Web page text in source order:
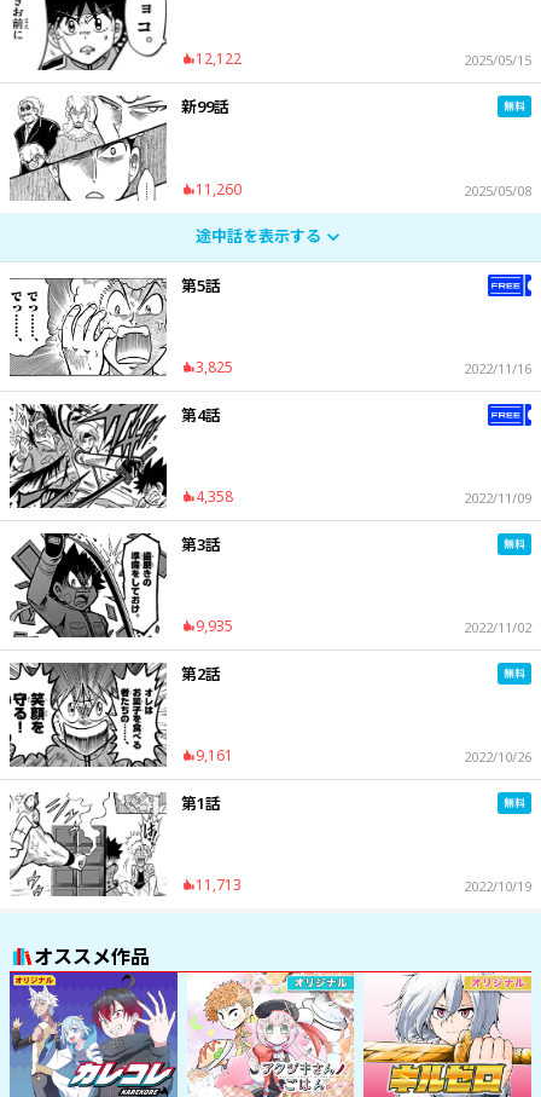
12,122 2025/05/15
新99話
11,260 2025/05/08
途中話を表示する
第5話
3,825 2022/11/16
第4話
4,358 2022/11/09
第3話
9,935 2022/11/02
第2話
9,161 2022/10/26
第1話
11,713 2022/10/19
オススメ作品